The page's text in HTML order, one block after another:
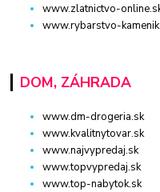
www.zlatnictvo-
www.rybarstvo-
DOM, ZÁHRADA
www.dm-drogeria.sk
www.kvalitnytovar.sk
www.najvypredaj.sk
www.topvypredaj.sk
www.top-nabytok.sk